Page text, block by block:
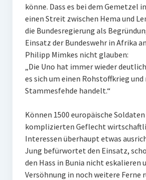
könne. Dass es bei dem Gemetzel
einen Streit zwischen Hema und
die Bundesregierung als
Einsatz der Bundeswehr in Afrika
Philipp Mimkes nicht glauben:
„Die Uno hat immer wieder
es sich um einen Rohstoffkrieg
Stammesfehde handelt.“
Können 1500 europäische
komplizierten Geflecht
Interessen überhaupt etwas
Jung befürwortet den Einsatz,
den Hass in Bunia nicht eskalieren
Versöhnung in noch weitere Ferne